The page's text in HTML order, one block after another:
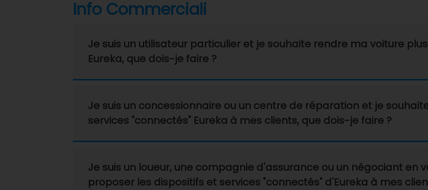
Info Commerciali
Je suis un utilisateur particulier et je souhaite rendre ma voiture
Eureka, que dois-je faire ?
Je suis un concessionnaire ou un centre de réparation et je
services "connectés" Eureka à mes clients, que dois-je faire ?
Je suis un loueur, une compagnie d'assurance ou un négociant en
proposer les dispositifs et services "connectés" d'Eureka à mes